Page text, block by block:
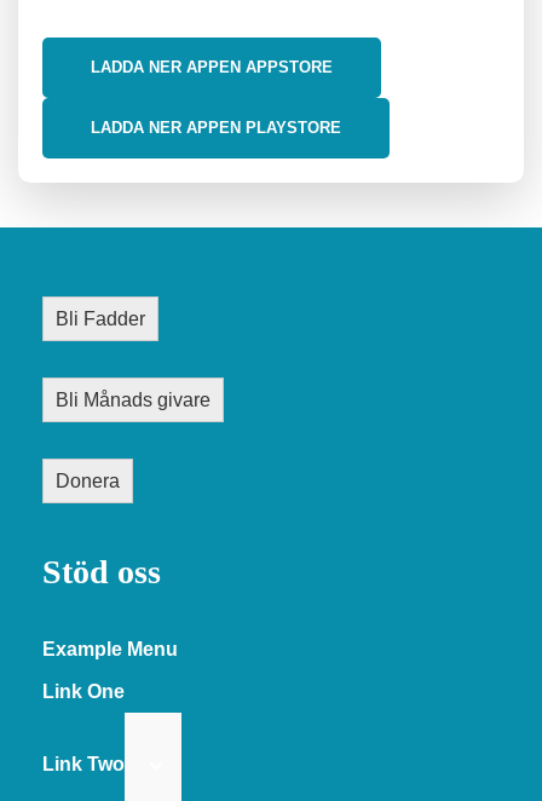
LADDA NER APPEN APPSTORE
LADDA NER APPEN PLAYSTORE
Bli Fadder
Bli Månads givare
Donera
Stöd oss
Example Menu
Link One
Link Two